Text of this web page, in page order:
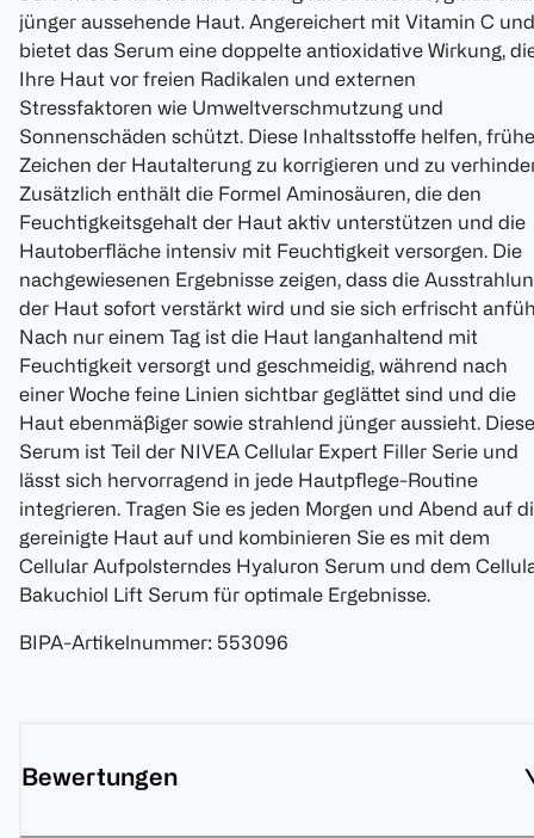
jünger aussehende Haut. Angereichert mit Vitamin C
bietet das Serum eine doppelte antioxidative Wirkung,
Ihre Haut vor freien Radikalen und externen
Stressfaktoren wie Umweltverschmutzung und
Sonnenschäden schützt. Diese Inhaltsstoffe helfen, frühe
Zeichen der Hautalterung zu korrigieren und zu
Zusätzlich enthält die Formel Aminosäuren, die den
Feuchtigkeitsgehalt der Haut aktiv unterstützen und die
Hautoberfläche intensiv mit Feuchtigkeit versorgen. Die
nachgewiesenen Ergebnisse zeigen, dass die
der Haut sofort verstärkt wird und sie sich erfrischt
Nach nur einem Tag ist die Haut langanhaltend mit
Feuchtigkeit versorgt und geschmeidig, während nach
einer Woche feine Linien sichtbar geglättet sind und die
Haut ebenmäßiger sowie strahlend jünger aussieht.
Serum ist Teil der NIVEA Cellular Expert Filler Serie und
lässt sich hervorragend in jede Hautpflege-Routine
integrieren. Tragen Sie es jeden Morgen und Abend auf
gereinigte Haut auf und kombinieren Sie es mit dem
Cellular Aufpolsterndes Hyaluron Serum und dem
Bakuchiol Lift Serum für optimale Ergebnisse.
BIPA-Artikelnummer: 553096
Bewertungen